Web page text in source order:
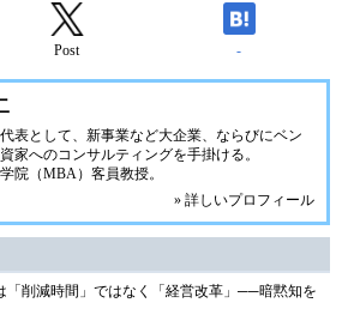
Post -
表として、新事業など大企業、ならびにベン
家へのコンサルティングを手掛ける。
院（MBA）客員教授。
» 詳しいプロフィール
「削減時間」ではなく「経営改革」──暗黙知を